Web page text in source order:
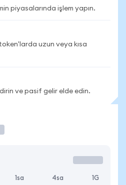
piyasalarında işlem yapın.
uzun veya kısa
ve pasif gelir elde edin.
1sa 4sa 1G